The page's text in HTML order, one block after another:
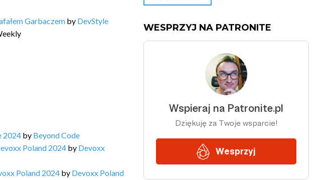
Garbaczem by DevStyle
2024 by Beyond Code
Poland 2024 by Devoxx
Poland 2024 by Devoxx Poland
WESPRZYJ NA PATRONITE